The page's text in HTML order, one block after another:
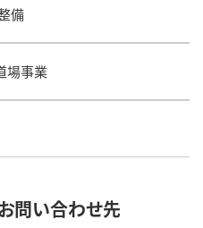
備
場事業
問い合わせ先